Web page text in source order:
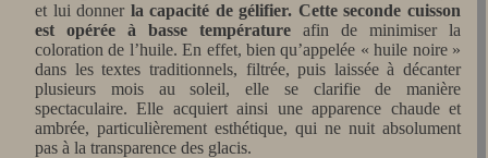
et lui donner la capacité de gélifier. Cette seconde cuisson
est opérée à basse température afin de minimiser la
coloration de l’huile. En effet, bien qu’appelée « huile noire »
dans les textes traditionnels, filtrée, puis laissée à décanter
plusieurs mois au soleil, elle se clarifie de manière
spectaculaire. Elle acquiert ainsi une apparence chaude et
ambrée, particulièrement esthétique, qui ne nuit absolument
pas à la transparence des glacis.